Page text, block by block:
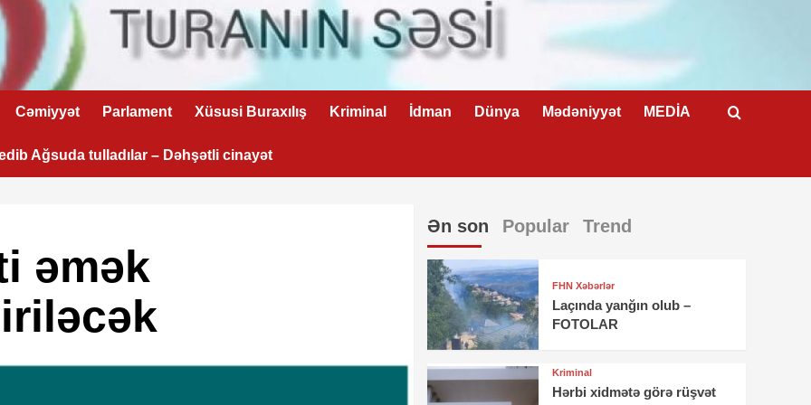
Cəmiyyət Parlament Xüsusi Buraxılış Kriminal İdman Dünya Mədəniyyət MEDİA
Ağsuda tulladılar – Dəhşətli cinayət
əmək
Ən son Popular Trend
FHN Xəbərlər
Laçında yanğın olub –
FOTOLAR
Kriminal
Hərbi xidmətə görə rüşvət